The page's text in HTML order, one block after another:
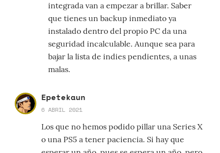
integrada van a empezar a brillar. Saber
que tienes un backup inmediato ya
instalado dentro del propio PC da una
seguridad incalculable. Aunque sea para
bajar la lista de indies pendientes, a unas
malas.
Epetekaun
6 ABRIL 2021
Los que no hemos podido pillar una Series X
o una PS5 a tener paciencia. Si hay que